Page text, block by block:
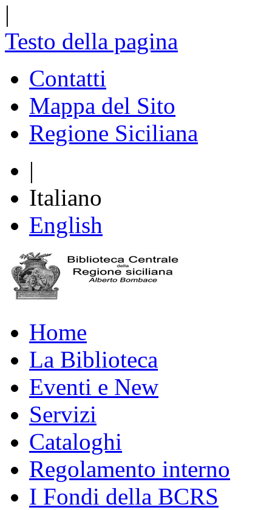
|
Testo della pagina
Contatti
Mappa del Sito
Regione Siciliana
|
Italiano
English
Home
La Biblioteca
Eventi e New
Servizi
Cataloghi
Regolamento interno
I Fondi della BCRS